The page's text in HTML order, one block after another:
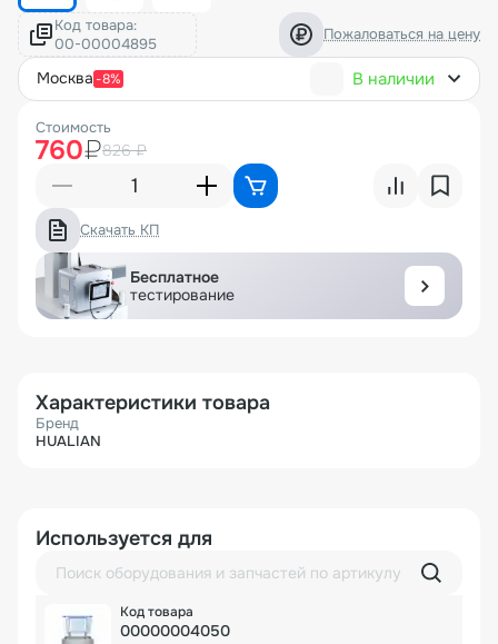
Код товара: Пожаловаться на цену
москва -8% В наличии
Стоимость
760₽826 ₽
Скачать КП
Бесплатное
тестирование
Характеристики товара
Бренд
HUALIAN
Используется для
00000004050